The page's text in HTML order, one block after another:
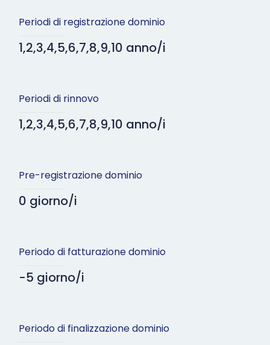
Periodi di registrazione dominio
1,2,3,4,5,6,7,8,9,10 anno/i
Periodi di rinnovo
1,2,3,4,5,6,7,8,9,10 anno/i
Pre-registrazione dominio
0 giorno/i
Periodo di fatturazione dominio
-5 giorno/i
Periodo di finalizzazione dominio